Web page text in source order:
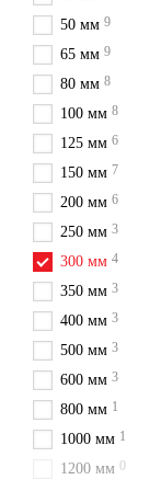
50 мм 9
65 мм 9
80 мм 8
100 мм 8
125 мм 6
150 мм 7
200 мм 6
250 мм 3
300 мм 4
350 мм 3
400 мм 3
500 мм 3
600 мм 3
800 мм 1
1000 мм 1
1200 мм 0